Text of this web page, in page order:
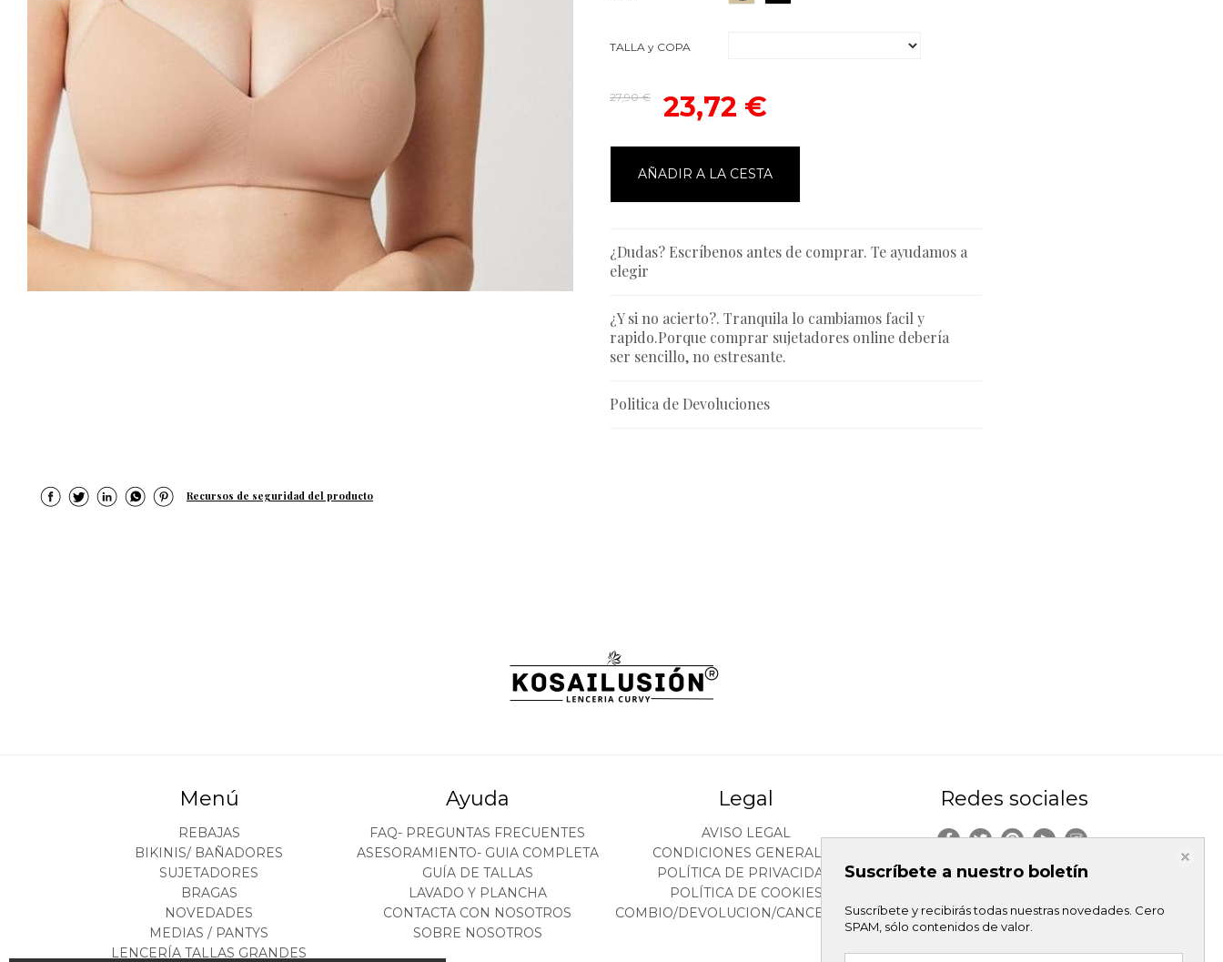
TALLA y COPA
27,90 € 23,72 €
AÑADIR A LA CESTA
¿Dudas? Escríbenos antes de comprar. Te ayudamos a
elegir
¿Y si no acierto?. Tranquila lo cambiamos facil y
rapido.Porque comprar sujetadores online debería
ser sencillo, no estresante.
Politica de Devoluciones
Recursos de seguridad del producto
Menú
REBAJAS
BIKINIS/ BAÑADORES
SUJETADORES
BRAGAS
NOVEDADES
MEDIAS / PANTYS
LENCERÍA TALLAS GRANDES
Ayuda
FAQ- PREGUNTAS FRECUENTES
ASESORAMIENTO- GUIA COMPLETA
GUÍA DE TALLAS
LAVADO Y PLANCHA
CONTACTA CON NOSOTROS
SOBRE NOSOTROS
Legal
AVISO LEGAL
CONDICIONES GENERALES
POLÍTICA DE PRIVACIDAD
POLÍTICA DE COOKIES
COMBIO/DEVOLUCION/CANCELACION
Redes sociales
Suscríbete a nuestro boletín
Suscríbete y recibirás todas nuestras novedades. Cero
SPAM, sólo contenidos de valor.